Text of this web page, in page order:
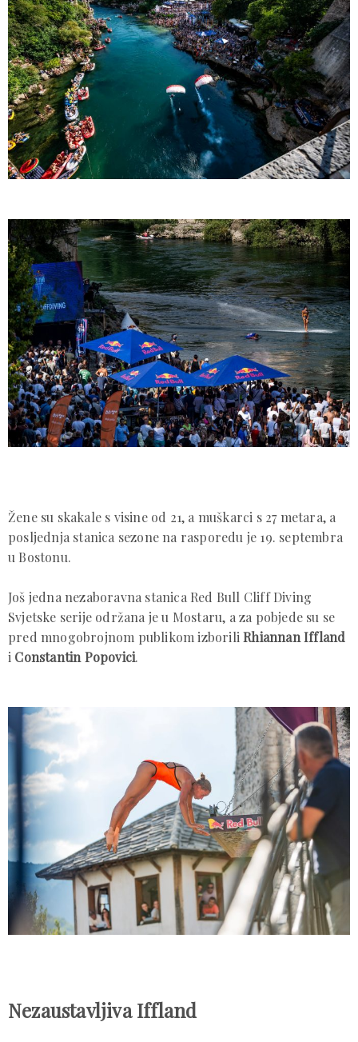
Žene su skakale s visine od 21, a muškarci s 27 metara, a
posljednja stanica sezone na rasporedu je 19. septembra
u Bostonu.
Još jedna nezaboravna stanica Red Bull Cliff Diving
Svjetske serije održana je u Mostaru, a za pobjede su se
pred mnogobrojnom publikom izboriliRhiannan Iffland
i Constantin Popovici.
Nezaustavljiva Iffland